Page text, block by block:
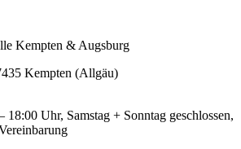
Kempten & Augsburg
Kempten (Allgäu)
18:00 Uhr, Samstag + Sonntag geschlossen,